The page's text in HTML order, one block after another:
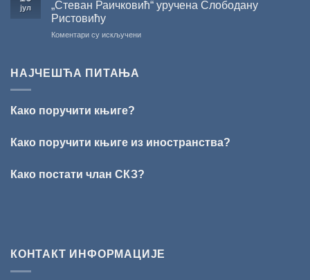
ВРШЦА:
Кирилов
јул
„Стеван Раичковић“ уручена Слободану
Ристовићу
Коментари су искљученина
Раичковић“
Ристовићу
НАЈЧЕШЋА ПИТАЊА
Како поручити књиге?
Како поручити књиге из иностранства?
Како постати члан СКЗ?
КОНТАКТ ИНФОРМАЦИЈЕ